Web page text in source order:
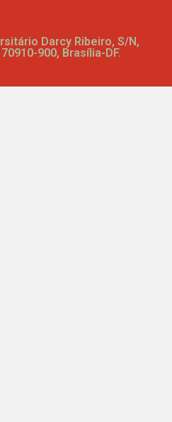
Darcy Ribeiro, S/N,
900, Brasília-DF.